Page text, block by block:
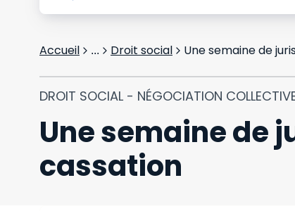
Accueil ... Droit social Une semaine de
DROIT SOCIAL - NÉGOCIATION
Une semaine de
cassation